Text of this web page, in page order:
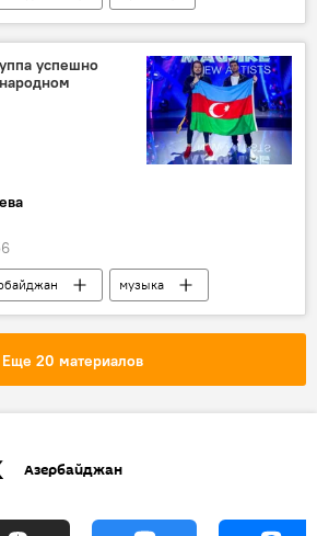
революции (КСИР)
успешно
музыка
Еще 20 материалов
Азербайджан